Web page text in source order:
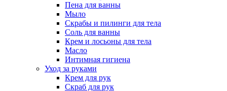
Пена для ванны
Мыло
Скрабы и пилинги для тела
Соль для ванны
Крем и лосьоны для тела
Масло
Интимная гигиена
Уход за руками
Крем для рук
Скраб для рук